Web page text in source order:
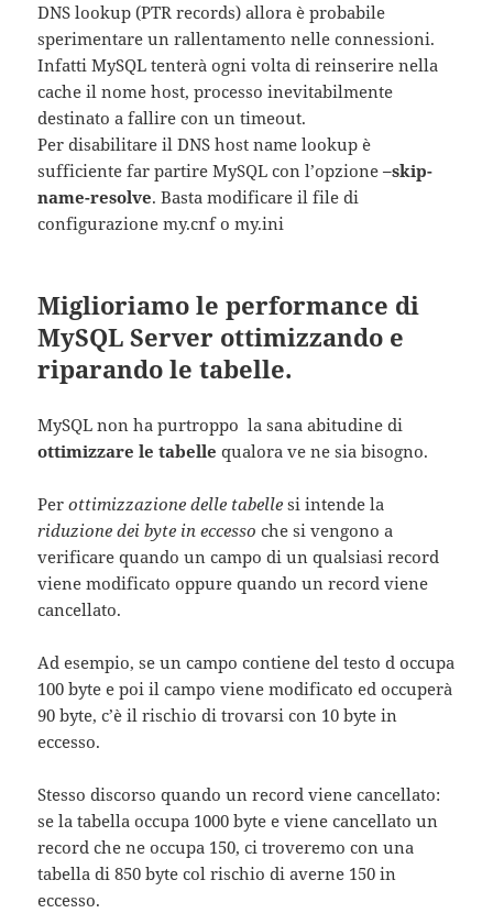
DNS lookup (PTR records) allora è probabile
sperimentare un rallentamento nelle connessioni.
Infatti MySQL tenterà ogni volta di reinserire nella
cache il nome host, processo inevitabilmente
destinato a fallire con un timeout.
Per disabilitare il DNS host name lookup è
sufficiente far partire MySQL con l’opzione–skip-
name-resolve. Basta modificare il file di
configurazione my.cnf o my.ini
Miglioriamo le performance di
MySQL Server ottimizzando e
riparando le tabelle.
MySQL non ha purtroppo la sana abitudine di
ottimizzare le tabellequalora ve ne sia bisogno.
Perottimizzazione delle tabelle si intende la
riduzione dei byte in eccesso che si vengono a
verificare quando un campo di un qualsiasi record
viene modificato oppure quando un record viene
cancellato.
Ad esempio, se un campo contiene del testo d occupa
100 byte e poi il campo viene modificato ed occuperà
90 byte, c’è il rischio di trovarsi con 10 byte in
eccesso.
Stesso discorso quando un record viene cancellato:
se la tabella occupa 1000 byte e viene cancellato un
record che ne occupa 150, ci troveremo con una
tabella di 850 byte col rischio di averne 150 in
eccesso.